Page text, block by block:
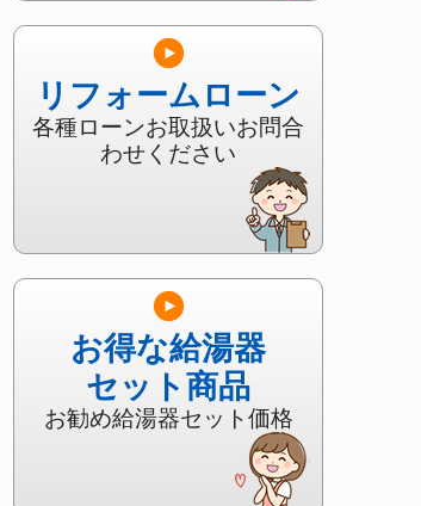
リフォームローン
各種ローンお取扱いお問合
わせください
お得な給湯器
セット商品
お勧め給湯器セット価格